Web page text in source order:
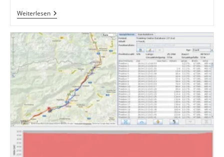
WeiterlesenGarmin
Edge
–
Ein
Leider
Zu
Kurzer
Test